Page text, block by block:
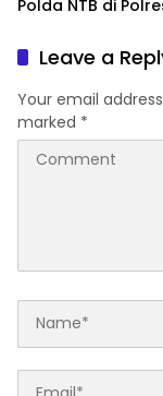
Polda NTB di
Leave a
Your email
marked *